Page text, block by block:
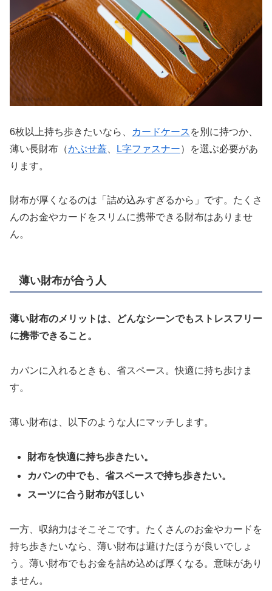
6枚以上持ち歩きたいなら、 カードケース を別に持つか、
薄い長財布（かぶせ蓋 L字ファスナー）を選ぶ必要があ
ります。
財布が厚くなるのは「詰め込みすぎるから」です。たくさ
んのお金やカードをスリムに携帯できる財布はありませ
ん。
薄い財布が合う人
薄い財布のメリットは、どんなシーンでもストレスフリー
に携帯できること。
カバンに入れるときも、省スペース。快適に持ち歩けま
す。
薄い財布は、以下のような人にマッチします。
財布を快適に持ち歩きたい。
カバンの中でも、省スペースで持ち歩きたい。
スーツに合う財布がほしい
一方、収納力はそこそこです。たくさんのお金やカードを
持ち歩きたいなら、薄い財布は避けたほうが良いでしょ
う。薄い財布でもお金を詰め込めば厚くなる。意味があり
ません。